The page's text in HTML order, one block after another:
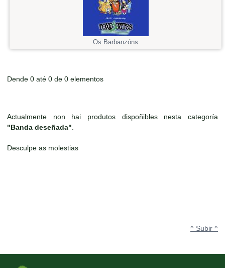
Os Barbanzóns
Dende 0 até 0 de 0 elementos
Actualmente non hai produtos dispoñibles nesta categoría
"Banda deseñada"
Desculpe as molestias
^ Subir ^